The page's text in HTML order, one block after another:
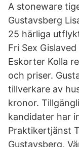
A stoneware
Gustavsberg
25 härliga
Fri Sex
Eskorter Kolla
och priser.
tillverkare av
kronor.
kandidater har
Praktikertjänst
Gustavsberg,